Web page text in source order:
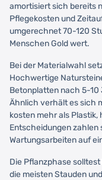
amortisiert sich bereits
Pflegekosten und
umgerechnet 70-120
Menschen Gold wert.
Bei der Materialwahl
Hochwertige
Betonplatten nach 5-
Ähnlich verhält es sich
kosten mehr als Plastik,
Entscheidungen zahlen
Wartungsarbeiten auf
Die Pflanzphase
die meisten Stauden